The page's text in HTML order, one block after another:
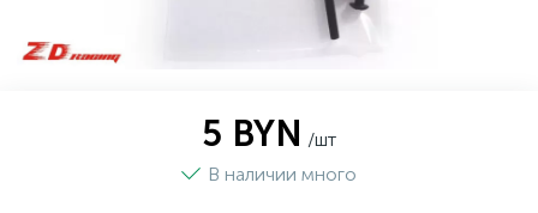
5 BYN /шт
В наличии много